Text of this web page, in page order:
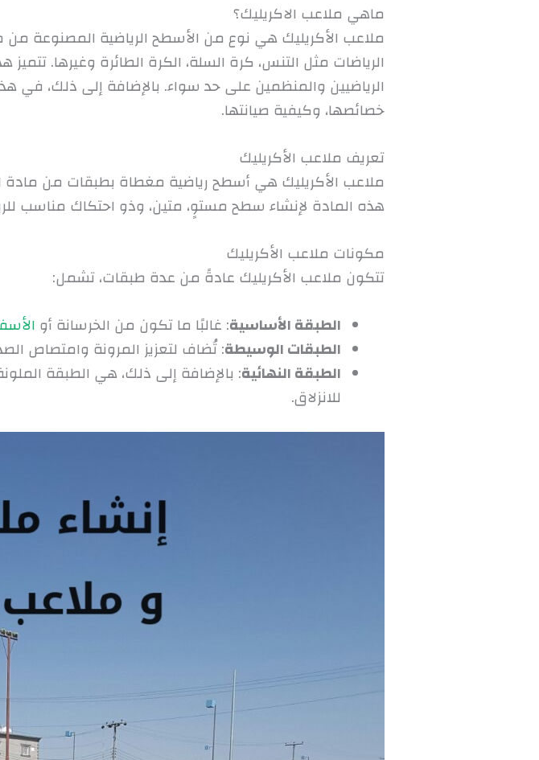
ماهي ملاعب الاكريليك؟
ملاعب الأكريليك هي نوع من الأسطح الرياضية المصنوعة
الرياضات مثل التنس، كرة السلة، الكرة الطائرة وغيرها.
الرياضيين والمنظمين على حد سواء. بالإضافة إلى ذلك، في
خصائصها، وكيفية صيانتها.
تعريف ملاعب الأكريليك
ملاعب الأكريليك هي أسطح رياضية مغطاة بطبقات من مادة
هذه المادة لإنشاء سطح مستوٍ، متين، وذو احتكاك مناسب
مكونات ملاعب الأكريليك
تتكون ملاعب الأكريليك عادةً من عدة طبقات، تشمل:
الطبقة الأساسية: غالبًا ما تكون من الخرسانة أو
الطبقات الوسيطة: تُضاف لتعزيز المرونة وامتصاص
الطبقة النهائية: بالإضافة إلى ذلك، هي الطبقة
للانزلاق.